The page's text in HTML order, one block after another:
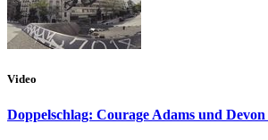
Video
Doppelschlag: Courage Adams und